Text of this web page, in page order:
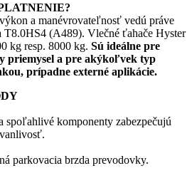
a manévrovateľnosť vedú práve
(A489). Vlečné ťahače Hyster
kg resp. 8000 kg. Sú ideálne pre
priemysel a pre akýkoľvek typ
prípadne externé aplikácie.
spoľahlivé komponenty zabezpečujú
parkovacia brzda prevodovky.